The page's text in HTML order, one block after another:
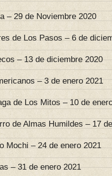
– 29 de Noviembre 2020
de Los Pasos – 6 de
– 13 de diciembre 2020
– 3 de enero 2021
de Los Mitos – 10 de
de Almas Humildes – 17
Mochi – 24 de enero 2021
– 31 de enero 2021